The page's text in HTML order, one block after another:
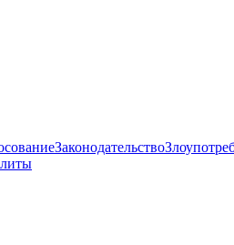
Законодательство